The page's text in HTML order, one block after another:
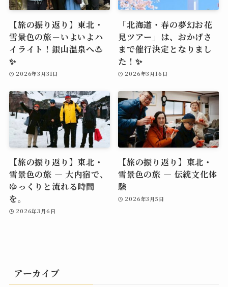
【旅の振り返り】東北・
雪景色の旅－いよいよハ
イライト！銀山温泉へ♨️
✨
2026年3月31日
「北海道・春の夢幻お花
見ツアー」は、おかげさ
まで催行決定となりまし
た！✨
2026年3月16日
【旅の振り返り】東北・
雪景色の旅 ― 大内宿で、
ゆっくりと流れる時間
を。
2026年3月6日
【旅の振り返り】東北・
雪景色の旅 ― 伝統文化体
験
2026年3月5日
アーカイブ